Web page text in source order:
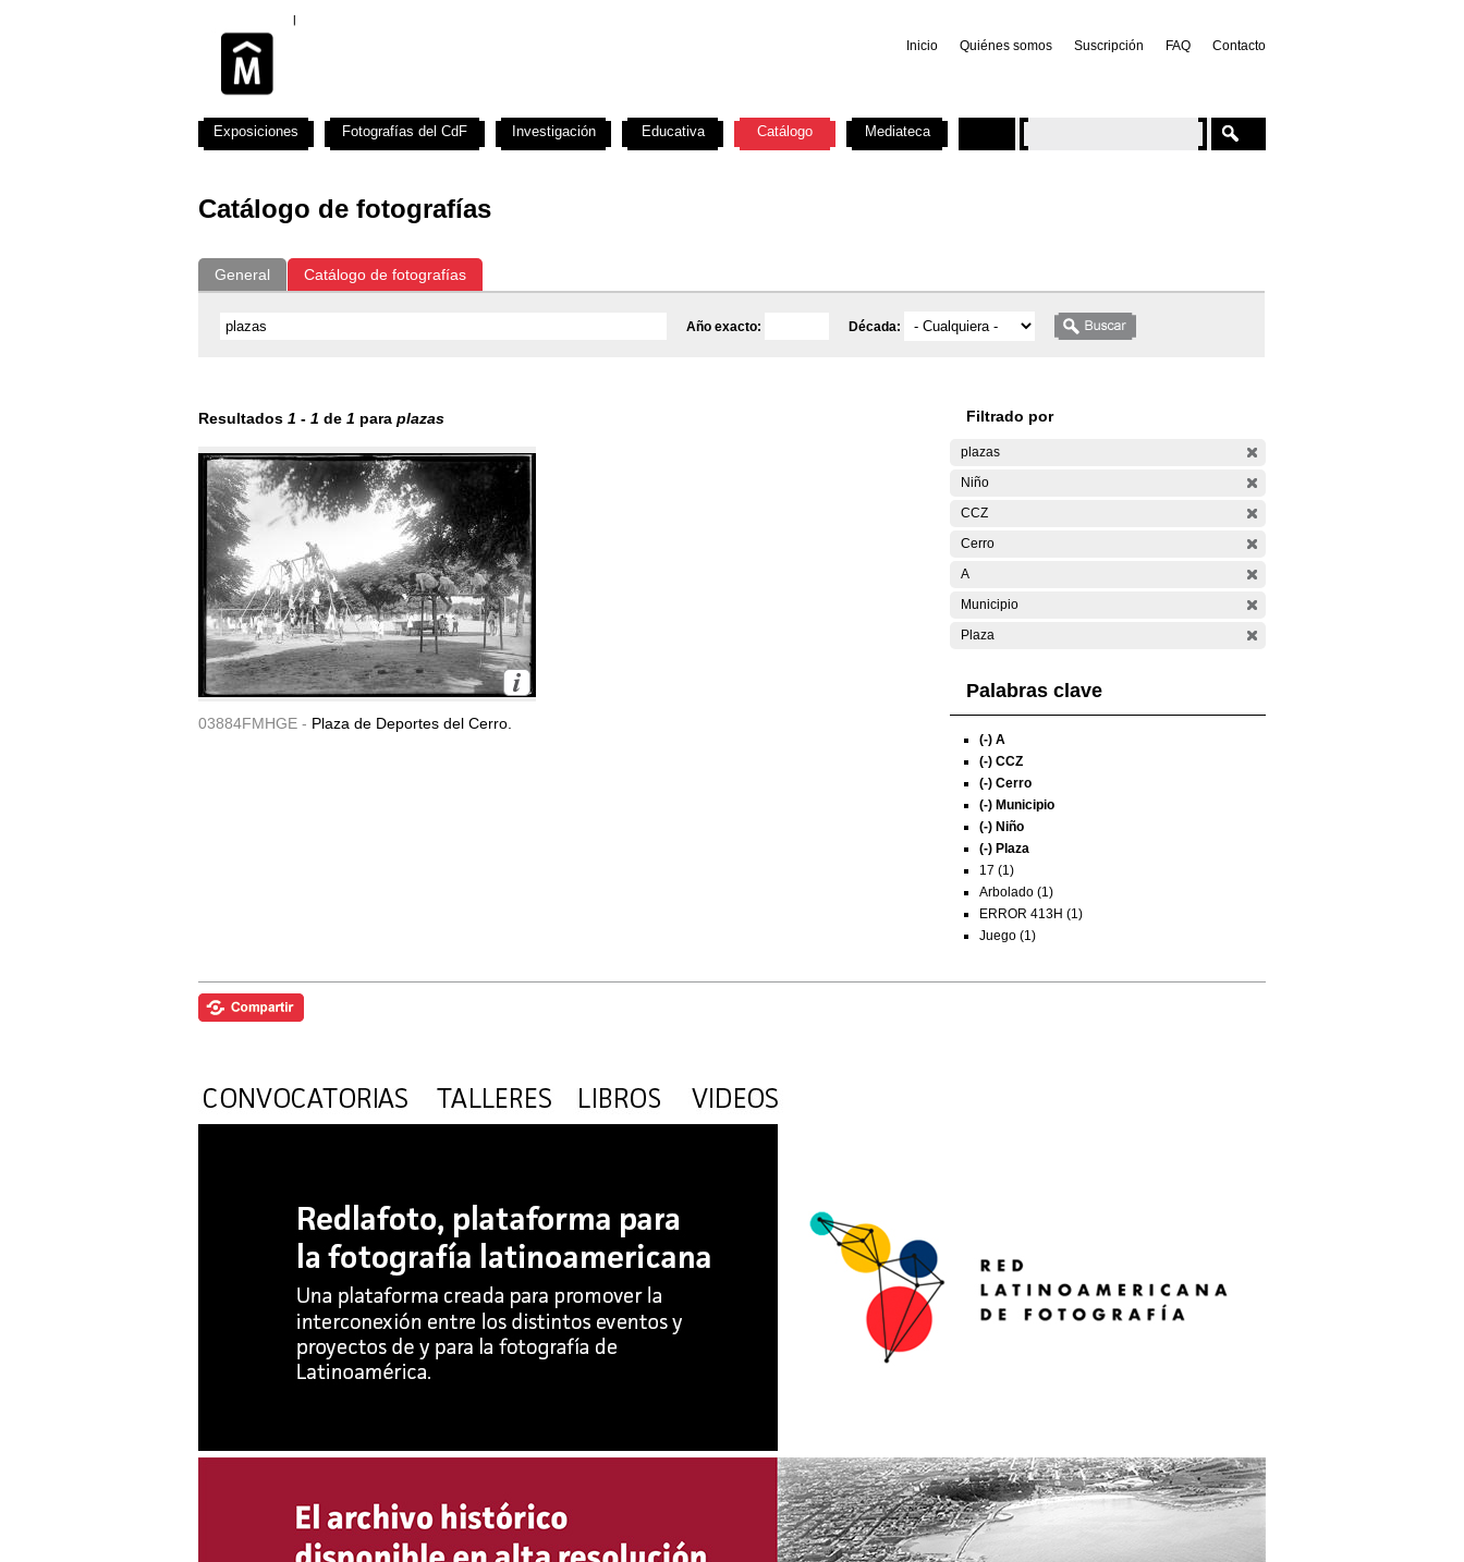
Inicio Quiénes somos Suscripción FAQ Contacto
Catálogo de fotografías
General Catálogo de fotografías
Año exacto: Década:
Resultados 1 - 1 de 1 para plazas
03884FMHGE - Plaza de Deportes del Cerro.
Filtrado por
plazas
Niño
CCZ
Cerro
A
Municipio
Plaza
Palabras clave
(-) A
(-) CCZ
(-) Cerro
(-) Municipio
(-) Niño
(-) Plaza
17 (1)
Arbolado (1)
ERROR 413H (1)
Juego (1)
Exposiciones Fotografías del CdF Investigación Educativa Catálogo Mediateca